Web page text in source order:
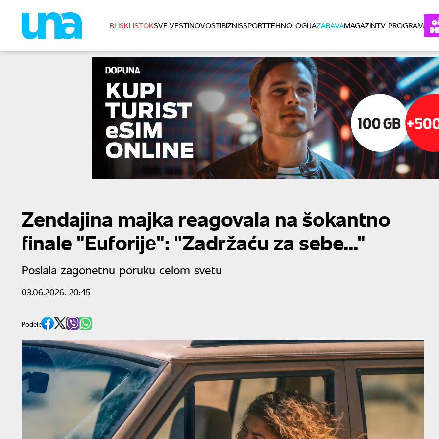
BLISKI ISTOKSVE VESTINOVOSTIBIZNISSPORTTEHNOLOGIJAZABAVAMAGAZINTV PROGRAM
Zendajina majka reagovala na šokantno
finale "Euforijе": "Zadržaću za sebe..."
Poslala zagonetnu poruku celom svetu
03.06.2026. 20:45
Podeli: